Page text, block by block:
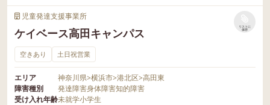
児童発達支援事業所
ケイベース高田キャンパス
リストに
保存
空きあり 土日祝営業
エリア 神奈川県>横浜市>港北区>高田東
障害種別
発達障害身体障害知的障害
受け入れ年齢未就学小学生